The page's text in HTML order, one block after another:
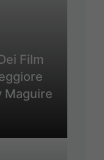
Film
Maguire